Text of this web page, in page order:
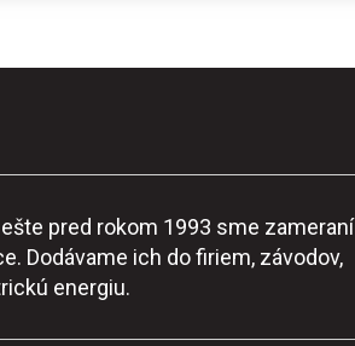
pred rokom 1993 sme zameraní
Dodávame ich do firiem, závodov,
energiu.